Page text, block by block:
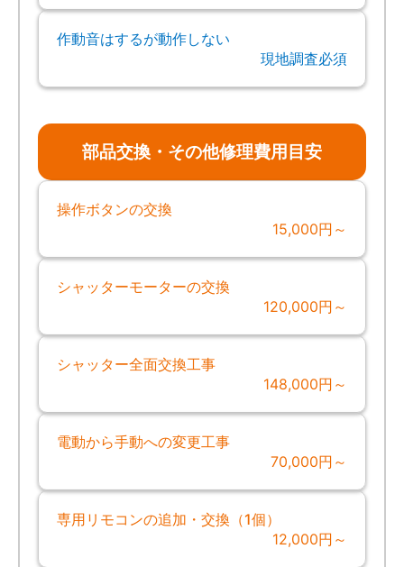
作動音はするが動作しない
現地調査必須
部品交換・その他修理費用目安
操作ボタンの交換
15,000円～
シャッターモーターの交換
120,000円～
シャッター全面交換工事
148,000円～
電動から手動への変更工事
70,000円～
専用リモコンの追加・交換（1個）
12,000円～